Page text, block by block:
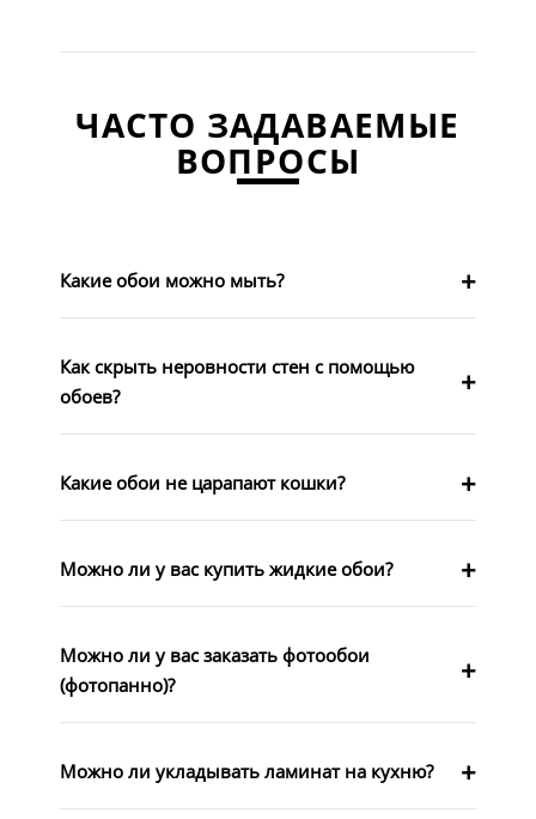
ЧАСТО ЗАДАВАЕМЫЕ
ВОПРОСЫ
Какие обои можно мыть?
Как скрыть неровности стен с помощью
обоев?
Какие обои не царапают кошки?
Можно ли у вас купить жидкие обои?
Можно ли у вас заказать фотообои
(фотопанно)?
Можно ли укладывать ламинат на кухню?